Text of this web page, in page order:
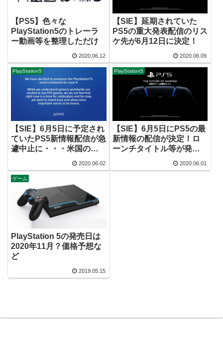
【PS5】色々な
PlayStation5のトレーラ
ー動画等を整理しただけ
2020.06.12
【SIE】延期されていた
PS5の重大発表配信のリス
ケ先が6月12日に決定！
2020.06.09
PlayStation5
【SIE】6月5日に予定され
ていたPS5新情報配信が急
遽中止に・・・米国の暴
2020.06.02
PlayStation5
【SIE】6月5日にPS5の最
新情報の配信が決定！ロ
ーンチタイトル等が発表
2020.06.01
ゲーム
PlayStation 5の発売日は
2020年11月？価格予想な
ど
2019.05.15